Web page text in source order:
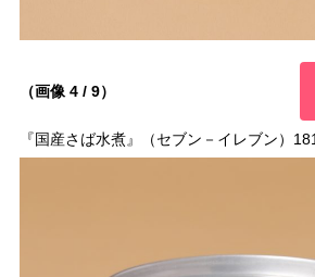
（画像 4 / 9）
『国産さば水煮』（セブン－イレブン）